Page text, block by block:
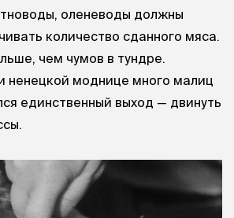
оленеводы должны
количество сданного мяса.
чем чумов в тундре.
ненецкой моднице много малиц
единственный выход — двинуть